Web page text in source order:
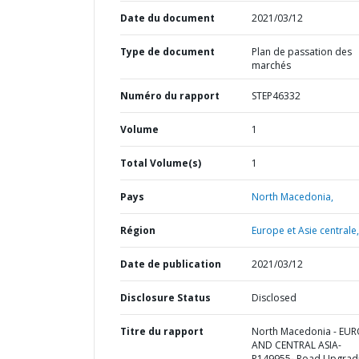
Date du document 2021/03/12
Type de document
Plan de passation des
marchés
Numéro du rapport STEP46332
Volume 1
Total Volume(s) 1
Pays North Macedonia,
Région Europe et Asie centrale,
Date de publication 2021/03/12
Disclosure Status Disclosed
Titre du rapport
North Macedonia -
AND CENTRAL ASIA-